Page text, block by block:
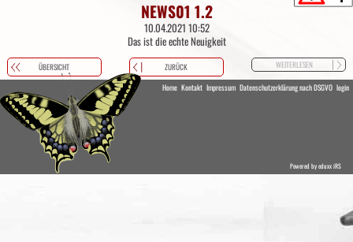
NEWS01 1.2
10.04.2021 10:52
Das ist die echte Neuigkeit
ÜBERSICHT ZURÜCK WEITERLESEN
Home Kontakt Impressum Datenschutzerklärung nach DSGVO login
Powered by eduxx iRS